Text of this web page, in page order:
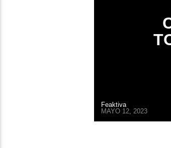
Feaktiva
MAYO 12, 2023